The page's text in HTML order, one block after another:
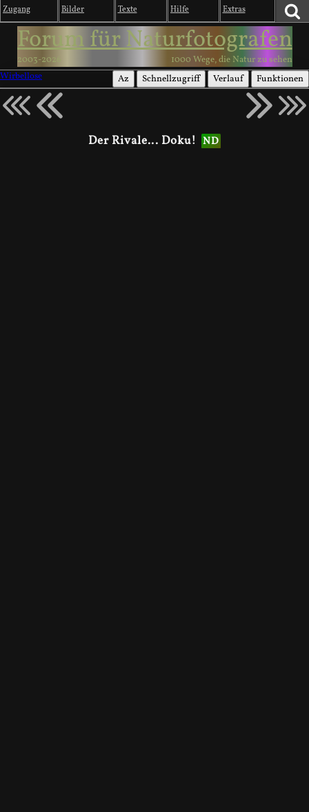
Zugang Bilder Texte Hilfe Extras
Forum für Naturfotografen
2003-2026
1000 Wege, die Natur zu sehen
Wirbellose
Az Schnellzugriff Verlauf Funktionen
Der Rivale... Doku!